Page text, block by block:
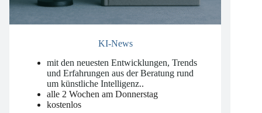
mit den neuesten Entwicklungen, Trends
und Erfahrungen aus der Beratung rund
um künstliche Intelligenz..
alle 2 Wochen am Donnerstag